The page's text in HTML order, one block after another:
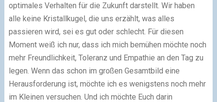
optimales Verhalten für die Zukunft darstellt. Wir haben
alle keine Kristallkugel, die uns erzählt, was alles
passieren wird, sei es gut oder schlecht. Für diesen
Moment weiß ich nur, dass ich mich bemühen möchte noch
mehr Freundlichkeit, Toleranz und Empathie an den Tag zu
legen. Wenn das schon im großen Gesamtbild eine
Herausforderung ist, möchte ich es wenigstens noch mehr
im Kleinen versuchen. Und ich möchte Euch darin